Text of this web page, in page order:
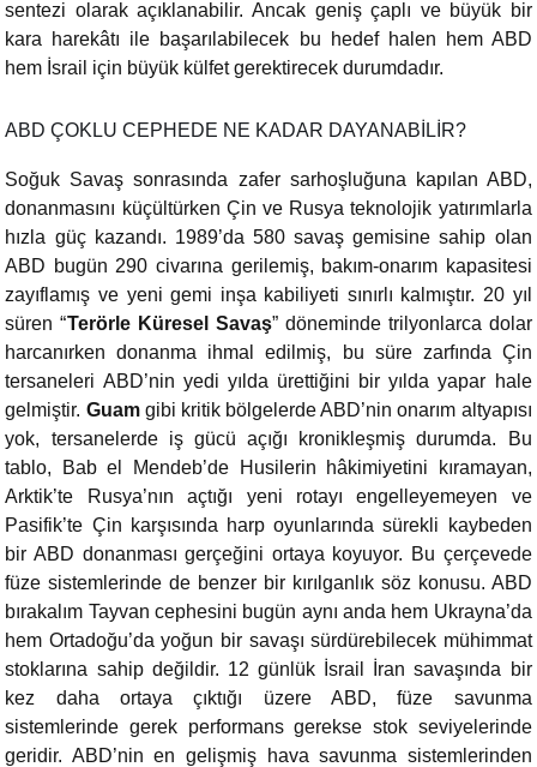
sentezi olarak açıklanabilir. Ancak geniş çaplı ve büyük bir
kara harekâtı ile başarılabilecek bu hedef halen hem ABD
hem İsrail için büyük külfet gerektirecek durumdadır.
ABD ÇOKLU CEPHEDE NE KADAR DAYANABİLİR?
Soğuk Savaş sonrasında zafer sarhoşluğuna kapılan ABD,
donanmasını küçültürken Çin ve Rusya teknolojik yatırımlarla
hızla güç kazandı. 1989’da 580 savaş gemisine sahip olan
ABD bugün 290 civarına gerilemiş, bakım-onarım kapasitesi
zayıflamış ve yeni gemi inşa kabiliyeti sınırlı kalmıştır. 20 yıl
süren “Terörle Küresel Savaş” döneminde trilyonlarca dolar
harcanırken donanma ihmal edilmiş, bu süre zarfında Çin
tersaneleri ABD’nin yedi yılda ürettiğini bir yılda yapar hale
gelmiştir. Guamgibi kritik bölgelerde ABD’nin onarım altyapısı
yok, tersanelerde iş gücü açığı kronikleşmiş durumda. Bu
tablo, Bab el Mendeb’de Husilerin hâkimiyetini kıramayan,
Arktik’te Rusya’nın açtığı yeni rotayı engelleyemeyen ve
Pasifik’te Çin karşısında harp oyunlarında sürekli kaybeden
bir ABD donanması gerçeğini ortaya koyuyor. Bu çerçevede
füze sistemlerinde de benzer bir kırılganlık söz konusu. ABD
bırakalım Tayvan cephesini bugün aynı anda hem Ukrayna’da
hem Ortadoğu’da yoğun bir savaşı sürdürebilecek mühimmat
stoklarına sahip değildir. 12 günlük İsrail İran savaşında bir
kez daha ortaya çıktığı üzere ABD, füze savunma
sistemlerinde gerek performans gerekse stok seviyelerinde
geridir. ABD’nin en gelişmiş hava savunma sistemlerinden